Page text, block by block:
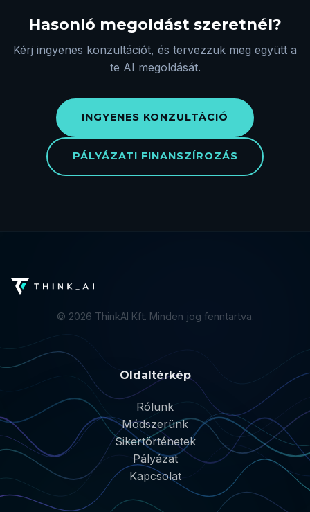
Hasonló megoldást szeretnél?
Kérj ingyenes konzultációt, és tervezzük meg együtt a
te AI megoldását.
INGYENES KONZULTÁCIÓ
PÁLYÁZATI FINANSZÍROZÁS
© 2026 ThinkAI Kft. Minden jog fenntartva.
Oldaltérkép
Rólunk
Módszerünk
Sikertörténetek
Pályázat
Kapcsolat